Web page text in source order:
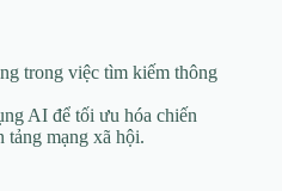
trong việc tìm kiếm thông
AI để tối ưu hóa chiến
tảng mạng xã hội.